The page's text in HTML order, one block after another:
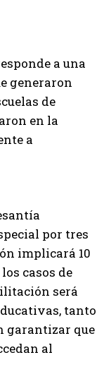
a una
generaron
de
en la
a
por tres
implicará 10
casos de
será
tanto
garantizar que
al